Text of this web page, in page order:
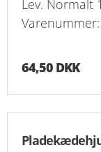
Lev. Normalt
64,50 DKK